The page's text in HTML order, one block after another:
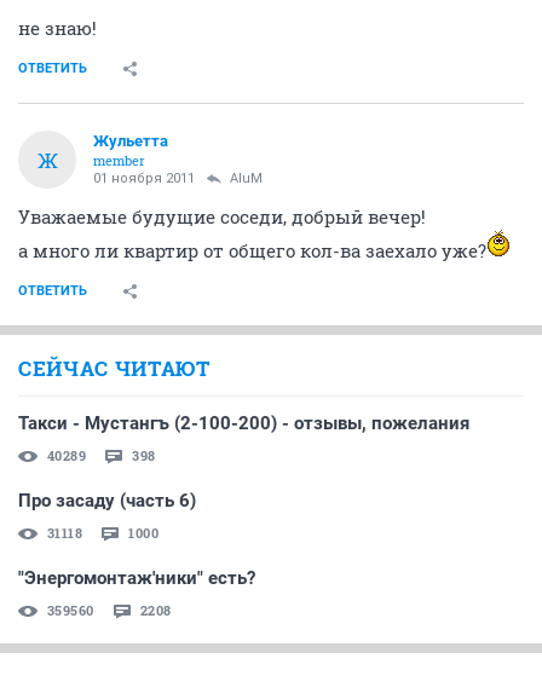
не знаю!
ОТВЕТИТЬ
Ж
Жульетта
member
01 ноября 2011 AluM
Уважаемые будущие соседи, добрый вечер!
а много ли квартир от общего кол-ва заехало уже?
ОТВЕТИТЬ
СЕЙЧАС ЧИТАЮТ
Такси - Мустангъ (2-100-200) - отзывы, пожелания
40289 398
Про засаду (часть 6)
31118 1000
"Энергомонтаж'ники" есть?
359560 2208